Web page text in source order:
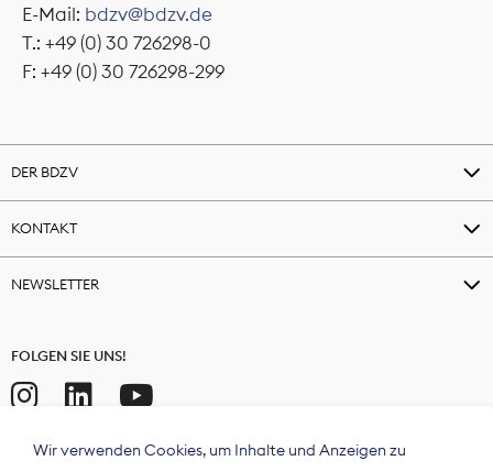
E-Mail: bdzv@bdzv.de
T.: +49 (0) 30 726298-0
F: +49 (0) 30 726298-299
DER BDZV
KONTAKT
NEWSLETTER
FOLGEN SIE UNS!
Wir verwenden Cookies, um Inhalte und Anzeigen zu